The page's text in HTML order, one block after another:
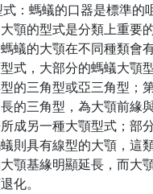
：螞蟻的口器是標準的
顎的型式是分類上重要
蟻的大顎在不同種類會
式，大部分的螞蟻大顎
的三角型或亞三角型；
的三角型，為大顎前緣
成另一種大顎型式；部
則具有線型的大顎，這
顎基緣明顯延長，而大
化。